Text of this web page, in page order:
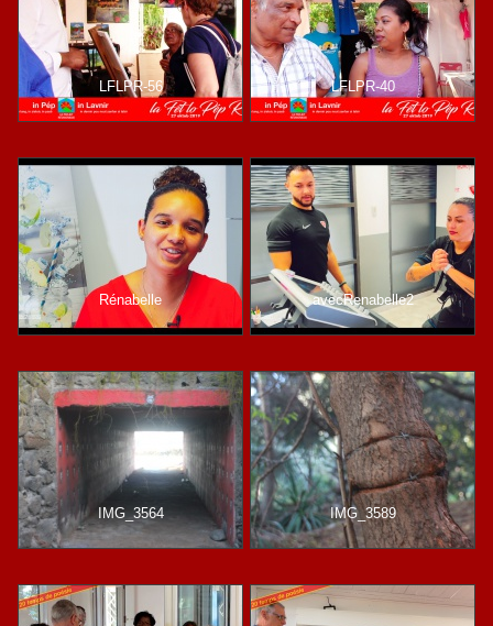
LFLPR-56 LFLPR-40
Rénabelle avecRenabelle2
IMG_3564 IMG_3589